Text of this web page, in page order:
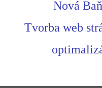
Nová
Tvorba web